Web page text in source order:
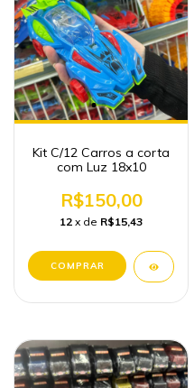
Kit C/12 Carros a corta
com Luz 18x10
R$150,00
12 x de R$15,43